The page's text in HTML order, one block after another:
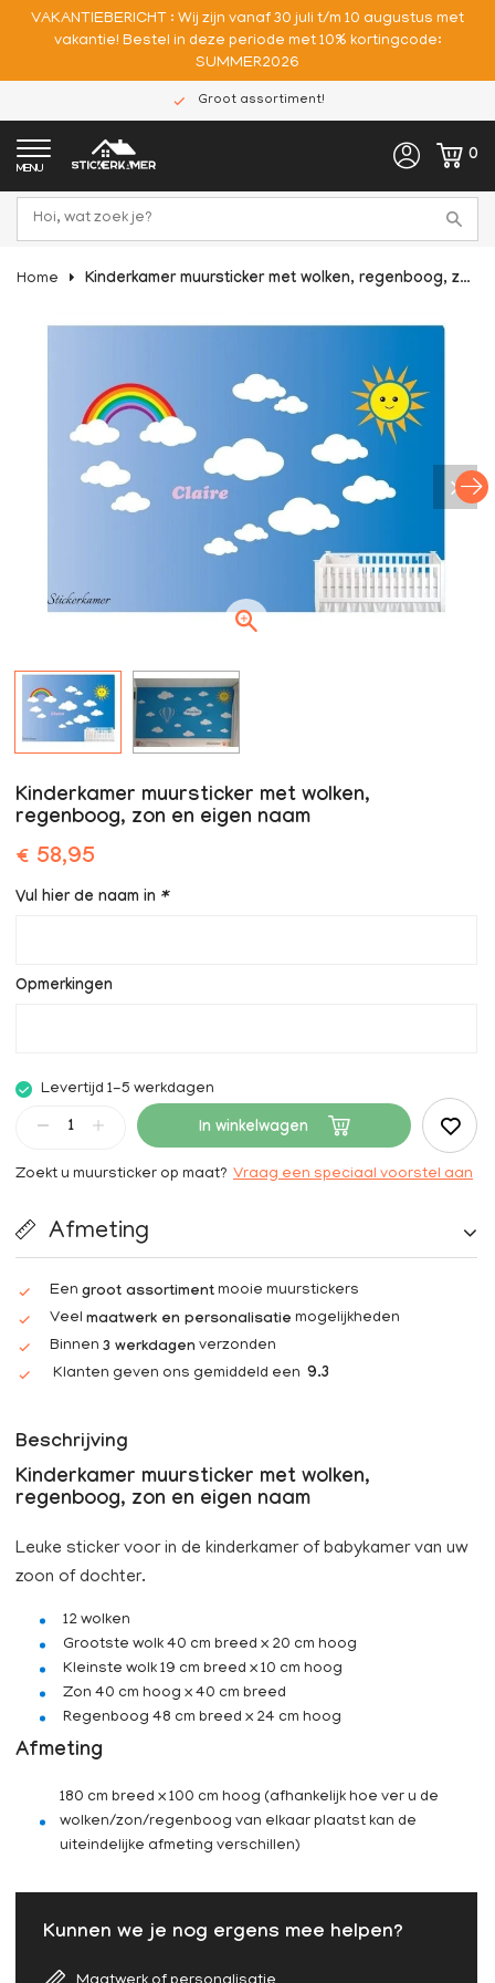
VAKANTIEBERICHT : Wij zijn vanaf 30 juli t/m 10 augustus met
vakantie! Bestel in deze periode met 10% kortingcode:
SUMMER2026
Groot assortiment!
MENU
0
Home Kinderkamer muursticker met wolken, regenboog, zon en eigen naam
Kinderkamer muursticker met wolken,
regenboog, zon en eigen naam
€ 58,95
Vul hier de naam in *
Opmerkingen
Levertijd 1-5 werkdagen
In winkelwagen
Zoekt u muursticker op maat? Vraag een speciaal voorstel aan
Afmeting
Een groot assortiment mooie muurstickers
Veel maatwerk en personalisatie mogelijkheden
Binnen 3 werkdagen verzonden
Klanten geven ons gemiddeld een 9.3
Beschrijving
Kinderkamer muursticker met wolken,
regenboog, zon en eigen naam
Leuke sticker voor in de kinderkamer of babykamer van uw
zoon of dochter.
12 wolken
Grootste wolk 40 cm breed x 20 cm hoog
Kleinste wolk 19 cm breed x 10 cm hoog
Zon 40 cm hoog x 40 cm breed
Regenboog 48 cm breed x 24 cm hoog
Afmeting
180 cm breed x 100 cm hoog (afhankelijk hoe ver u de
wolken/zon/regenboog van elkaar plaatst kan de
uiteindelijke afmeting verschillen)
Kunnen we je nog ergens mee helpen?